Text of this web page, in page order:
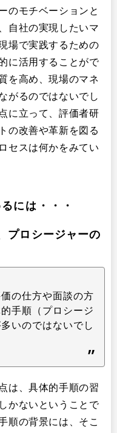
のモチベーションと
自社の実現したいマ
場で実践するための
に活用することがで
を高め、現場のマネ
がるのではないでし
に立って、評価者研
の改善や革新を図る
セスは何かをみてい
には・・・
プロシージャーの
の仕方や面談の方
手順（プロシージ
いのではないでし
は、具体的手順の習
かないということで
順の背景には、そこ